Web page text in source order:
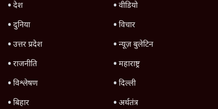
देश
वीडियो
दुनिया
विचार
उत्तर प्रदेश
न्यूज़ बुलेटिन
राजनीति
महाराष्ट्र
विश्लेषण
दिल्ली
बिहार
अर्थतंत्र